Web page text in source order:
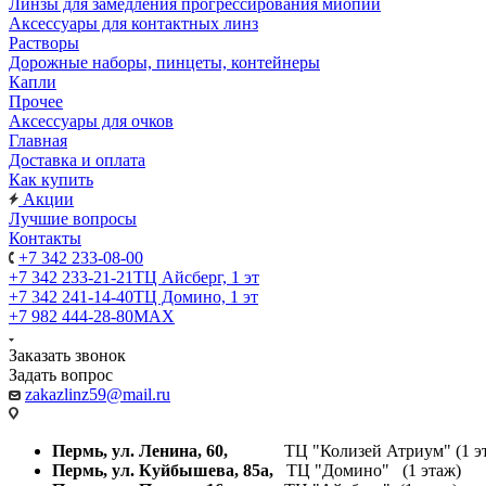
Линзы для замедления прогрессирования миопии
Аксессуары для контактных линз
Растворы
Дорожные наборы, пинцеты, контейнеры
Капли
Прочее
Аксессуары для очков
Главная
Доставка и оплата
Как купить
Акции
Лучшие вопросы
Контакты
+7 342 233-08-00
+7 342 233-21-21ТЦ Айсберг, 1 эт
+7 342 241-14-40ТЦ Домино, 1 эт
+7 982 444-28-80MAX
Заказать звонок
Задать вопрос
zakazlinz59@mail.ru
Пермь, ул. Ленина, 60, ТЦ "Колизей Атриум" (1
Пермь, ул. Куйбышева, 85а, ТЦ "Домино" (1 этаж)